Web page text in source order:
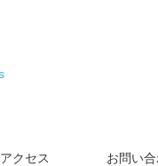
アクセス お問い